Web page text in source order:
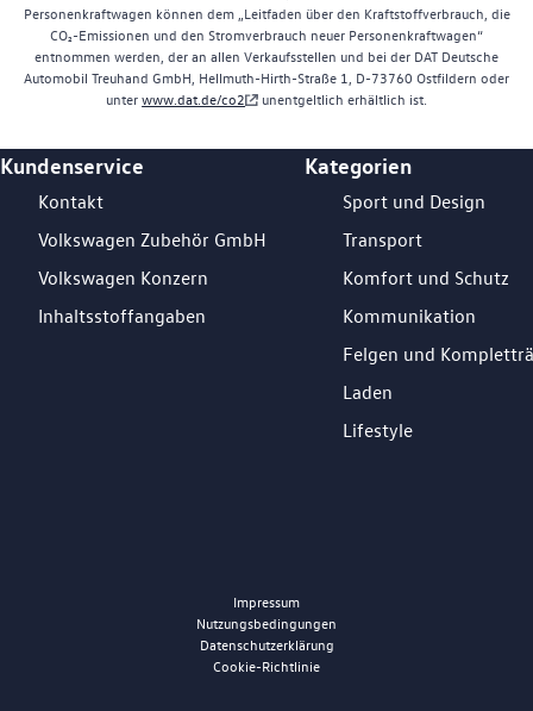
Personenkraftwagen können dem „Leitfaden über den Kraftstoffverbrauch, die
CO₂-Emissionen und den Stromverbrauch neuer Personenkraftwagen“
entnommen werden, der an allen Verkaufsstellen und bei der DAT Deutsche
Automobil Treuhand GmbH, Hellmuth-Hirth-Straße 1, D-73760 Ostfildern oder
unterwww.dat.de/co2 unentgeltlich erhältlich ist.
Footer Teaser
Kundenservice
Kontakt
Volkswagen Zubehör GmbH
Volkswagen Konzern
Inhaltsstoffangaben
Kategorien
Sport und Design
Transport
Komfort und Schutz
Kommunikation
Felgen und
Laden
Lifestyle
Impressum
Nutzungsbedingungen
Datenschutzerklärung
Cookie-Richtlinie